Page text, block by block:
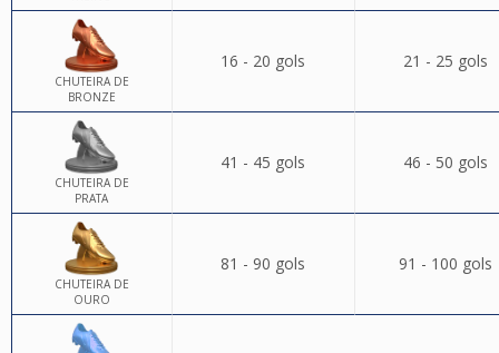
CHUTEIRA DE
BRONZE
16 - 20 gols 21 - 25 gols
CHUTEIRA DE
PRATA
41 - 45 gols 46 - 50 gols
CHUTEIRA DE
OURO
81 - 90 gols 91 - 100 gols